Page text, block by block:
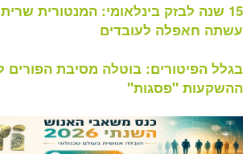
בינלאומי: המנטורית שרית חדד
לעובדים
בוטלה מסיבת הפורים לעובדי בית
"פסגות"